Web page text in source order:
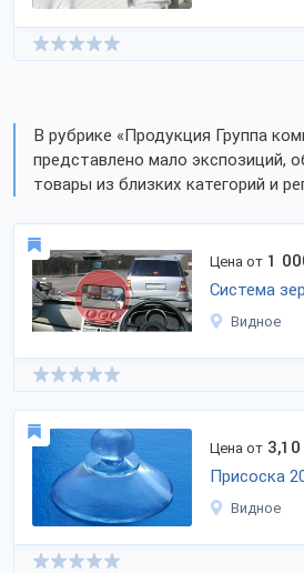
В рубрике «Продукция Группа
представлено мало экспозиций,
товары из близких категорий и
Цена от 1
Система
Видное
Цена от 3,10
Присоска
Видное